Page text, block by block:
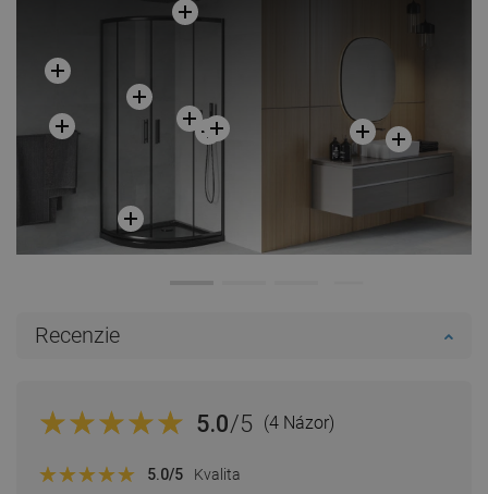
Recenzie
5.0/5 (4 Názor)
5.0/5 Kvalita